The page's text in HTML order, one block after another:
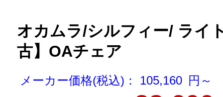
オカムラ/シルフィー/ ライ
古】OAチェア
メーカー価格(税込)： 105,160 円～